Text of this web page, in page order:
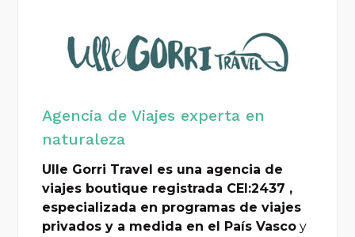
Agencia de Viajes experta en
naturaleza
Ulle Gorri Travel es una agencia de
viajes boutique registrada CEI:2437 ,
especializada en programas de viajes
privados y a medida en el País Vasco y